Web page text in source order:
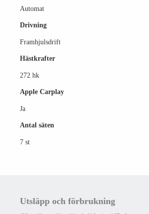
Automat
Drivning
Framhjulsdrift
Hästkrafter
272 hk
Apple Carplay
Ja
Antal säten
7 st
Utsläpp och förbrukning